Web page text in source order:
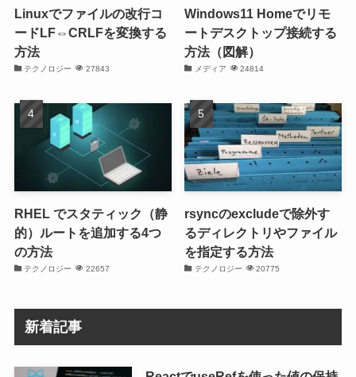
Linuxでファイルの改行コ
ードLF⇔CRLFを変換する
方法
テクノロジー 27843
Windows11 Homeでリモ
ートデスクトップ接続する
方法（図解）
メディア 24814
RHEL でスタティック（静
的）ルートを追加する4つ
の方法
テクノロジー 22657
rsyncのexcludeで除外す
るディレクトリやファイル
を指定する方法
テクノロジー 20775
新着記事